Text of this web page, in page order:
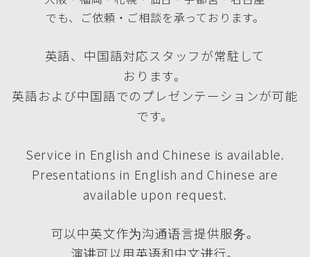
でも、ご依頼・ご相談を承っております。
英語、中国語対応スタッフが常駐して
おります。
英語および中国語でのプレゼンテーションが可能
です。
Service in English and Chinese is available.
Presentations in English and Chinese are
available upon request.
可以中英文作为沟通语言提供服务。
演讲可以用英语和中文进行。